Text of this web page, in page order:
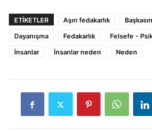
ETIKETLER Aşırı fedakarlık
Dayanışma
Fedakarlık
Felsefe -
İnsanlar
İnsanlar neden Neden